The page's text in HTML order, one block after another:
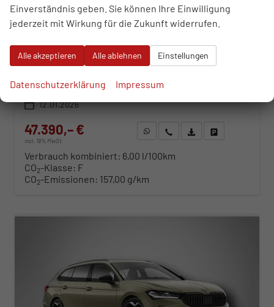
Skoda Superb Combi
Sportline 2.0 TDI 7-Gang-DSG 4x4
Fahrzeugnr. 115971
Automatik
Leistung 142 kW (193 PS) Kilometerstand 1.378 km
12.01.2026
47.390,– €
incl. 19% MwSt.
WhatsApp anfragen
Wir rufen Sie anFahrzeugexposé (PDF)
Verbrauch kombiniert: 6,00 l/100km
CO2-Klasse: F
CO2-Emissionen: 157,00 g/km
Einverständnis geben. Sie können Ihre Einwilligung
jederzeit mit Wirkung für die Zukunft widerrufen.
Alle akzeptieren Alle ablehnen Einstellungen
Datenschutzerklärung Impressum